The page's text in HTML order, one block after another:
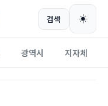
검색 ☀️
광역시 지자체